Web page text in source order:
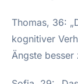
Thomas, 36:
kognitiver
Ängste